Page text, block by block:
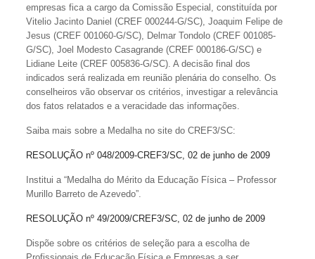
empresas fica a cargo da Comissão Especial, constituída por
Vitelio Jacinto Daniel (CREF 000244-G/SC), Joaquim Felipe de
Jesus (CREF 001060-G/SC), Delmar Tondolo (CREF 001085-
G/SC), Joel Modesto Casagrande (CREF 000186-G/SC) e
Lidiane Leite (CREF 005836-G/SC). A decisão final dos
indicados será realizada em reunião plenária do conselho. Os
conselheiros vão observar os critérios, investigar a relevância
dos fatos relatados e a veracidade das informações.
Saiba mais sobre a Medalha no site do CREF3/SC:
RESOLUÇÃO nº 048/2009-CREF3/SC, 02 de junho de 2009
Institui a “Medalha do Mérito da Educação Física – Professor
Murillo Barreto de Azevedo”.
RESOLUÇÃO nº 49/2009/CREF3/SC, 02 de junho de 2009
Dispõe sobre os critérios de seleção para a escolha de